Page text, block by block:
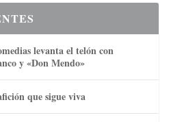
levanta el telón con
y «Don Mendo»
que sigue viva